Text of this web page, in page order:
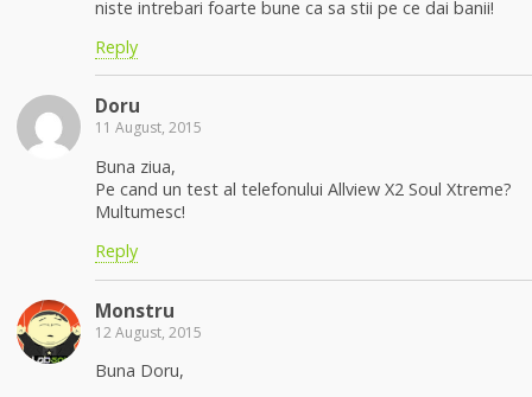
niste intrebari foarte bune ca sa stii pe ce dai banii!
Reply
Doru
11 August, 2015
Buna ziua,
Pe cand un test al telefonului Allview X2 Soul Xtreme?
Multumesc!
Reply
Monstru
12 August, 2015
Buna Doru,